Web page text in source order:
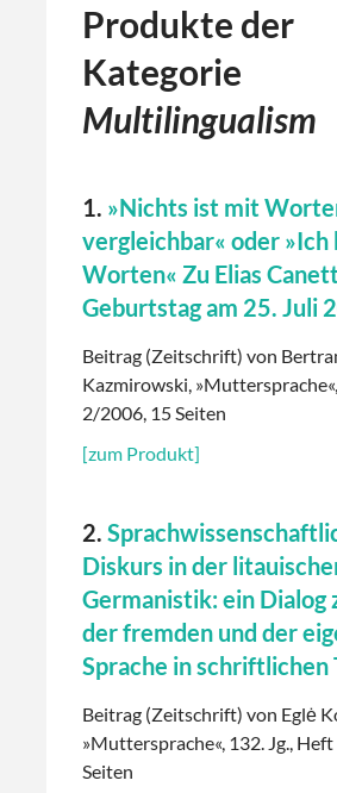
Produkte der
Kategorie
Multilingualism
1. »Nichts ist mit
vergleichbar« oder »Ich
Worten« Zu Elias
Geburtstag am 25. Juli
Beitrag (Zeitschrift) von
Kazmirowski,
2/2006, 15 Seiten
[zum Produkt]
2.
Diskurs in der
Germanistik: ein Dialog
der fremden und der
Sprache in schriftlichen
Beitrag (Zeitschrift) von Eglė
»Muttersprache«, 132. Jg.,
Seiten